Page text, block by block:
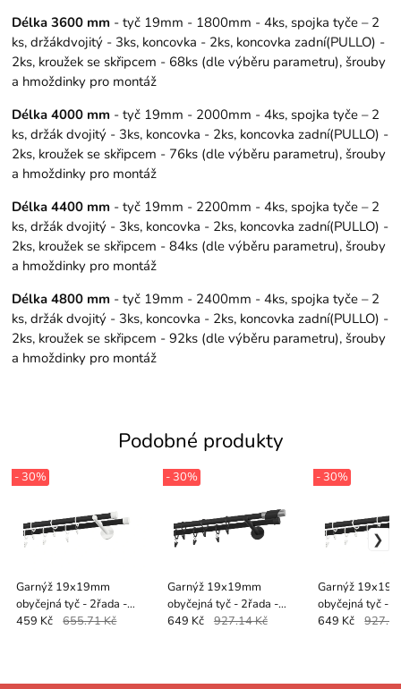
Délka 3600 mm - tyč 19mm - 1800mm - 4ks, spojka tyče – 2
ks, držákdvojitý - 3ks, koncovka - 2ks, koncovka zadní(PULLO) -
2ks, kroužek se skřipcem - 68ks (dle výběru parametru), šrouby
a hmoždinky pro montáž
Délka 4000 mm - tyč 19mm - 2000mm - 4ks, spojka tyče – 2
ks, držák dvojitý - 3ks, koncovka - 2ks, koncovka zadní(PULLO) -
2ks, kroužek se skřipcem - 76ks (dle výběru parametru), šrouby
a hmoždinky pro montáž
Délka 4400 mm - tyč 19mm - 2200mm - 4ks, spojka tyče – 2
ks, držák dvojitý - 3ks, koncovka - 2ks, koncovka zadní(PULLO) -
2ks, kroužek se skřipcem - 84ks (dle výběru parametru), šrouby
a hmoždinky pro montáž
Délka 4800 mm - tyč 19mm - 2400mm - 4ks, spojka tyče – 2
ks, držák dvojitý - 3ks, koncovka - 2ks, koncovka zadní(PULLO) -
2ks, kroužek se skřipcem - 92ks (dle výběru parametru), šrouby
a hmoždinky pro montáž
Podobné produkty
Garnýž 19x19mm
obyčejná tyč - 2řada -
PULLO - černo bílá
- 30%
459 Kč 655.71 Kč
Garnýž 19x19mm
obyčejná tyč - 2řada -
PARIS - černá
- 30%
649 Kč 927.14 Kč
Garnýž
obyčejná tyč -
PARIS - černo
- 30%
649 Kč